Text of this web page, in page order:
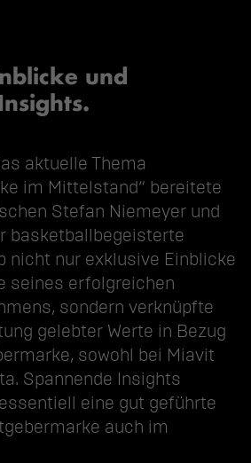
und
aktuelle Thema
im Mittelstand“ bereitete
Stefan Niemeyer und
basketballbegeisterte
nicht nur exklusive Einblicke
seines erfolgreichen
sondern verknüpfte
gelebter Werte in Bezug
sowohl bei Miavit
Spannende Insights
eine gut geführte
auch im